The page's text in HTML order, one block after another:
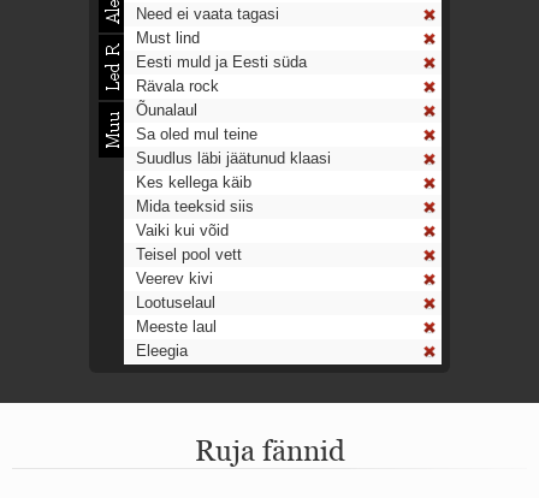
Need ei vaata tagasi
Must lind
Eesti muld ja Eesti süda
Rävala rock
Õunalaul
Sa oled mul teine
Suudlus läbi jäätunud klaasi
Kes kellega käib
Mida teeksid siis
Vaiki kui võid
Teisel pool vett
Veerev kivi
Lootuselaul
Meeste laul
Eleegia
Ahtumine
Mu isamaa on minu arm
Ma mustas öös näen...
Ruja fännid